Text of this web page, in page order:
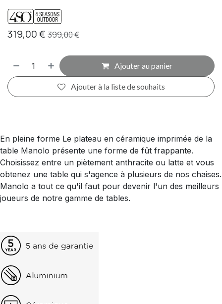
319,00€ 399,00€
Ajouter au panier
Ajouter à la liste de souhaits
En pleine forme Le plateau en céramique imprimée de la
table Manolo présente une forme de fût frappante.
Choisissez entre un piètement anthracite ou latte et vous
obtenez une table qui s'agence à plusieurs de nos chaises.
Manolo a tout ce qu'il faut pour devenir l'un des meilleurs
joueurs de notre gamme de tables.